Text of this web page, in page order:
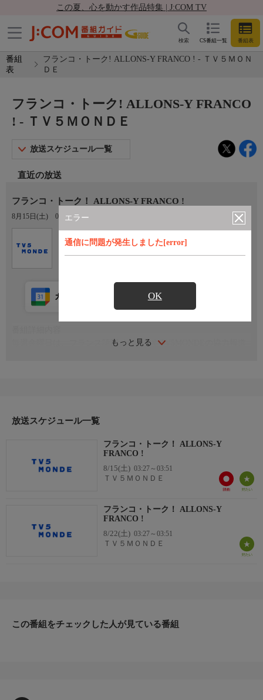
この夏、心を動かす作品特集 | J:COM TV
CS番組一覧 番組表
検索
番組
表
フランコ・トーク! ALLONS-Y FRANCO ! - ＴＶ５ＭＯＮ
ＤＥ
エラー
通信に問題が発生しました[error]
OK
フランコ・トーク! ALLONS-Y FRANCO
! - ＴＶ５ＭＯＮＤＥ
放送スケジュール一覧
直近の放送
フランコ・トーク！ ALLONS-Y FRANCO !
8月15日(土) 03:27〜03:51
ＴＶ５ＭＯＮＤＥ
もっと見る
カレンダー登録 アプリ視聴
毎週金曜日は、フランス語圏メディアやTV5MONDEの協力報道
放送スケジュール一覧
フランコ・トーク！ ALLONS-Y
FRANCO !
8/15(土) 03:27～03:51
ＴＶ５ＭＯＮＤＥ
フランコ・トーク！ ALLONS-Y
FRANCO !
8/22(土) 03:27～03:51
ＴＶ５ＭＯＮＤＥ
この番組をチェックした人が見ている番組